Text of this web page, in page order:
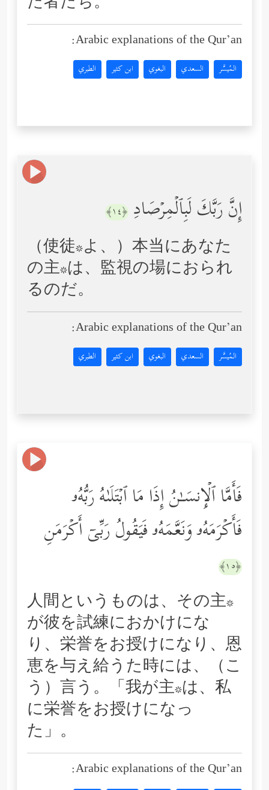
Arabic explanations of the Qur’an:
المُيسَّر السعدي البغوي ابن كثير الطبري
إِنَّ رَبَّكَ لَبِٱلۡمِرۡصَادِ ﴿١٤﴾
（使徒*よ、）本当にあなた
の主*は、監視の場におられ
るのだ。
Arabic explanations of the Qur’an:
المُيسَّر السعدي البغوي ابن كثير الطبري
فَأَمَّا ٱلۡإِنسَـٰنُ إِذَا مَا ٱبۡتَلَىٰهُ رَبُّهُۥ
فَأَكۡرَمَهُۥ وَنَعَّمَهُۥ فَیَقُولُ رَبِّیۤ أَكۡرَمَنِ
﴿١٥﴾
人間というものは、その主*
が彼を試練におかけにな
り、栄誉をお授けになり、恩
恵を与え給うた時には、（こ
う）言う。「我が主*は、私
に栄誉をお授けになっ
た」。
Arabic explanations of the Qur’an: